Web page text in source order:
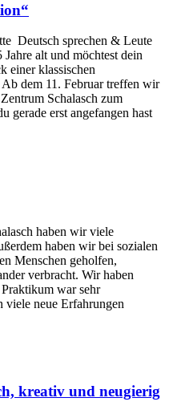
Deutsch sprechen & Leute
alt und möchtest dein
einer klassischen
dem 11. Februar treffen wir
Schalasch zum
gerade erst angefangen hast
haben wir viele
haben wir bei sozialen
Menschen geholfen,
verbracht. Wir haben
war sehr
viele neue Erfahrungen
kreativ und neugierig